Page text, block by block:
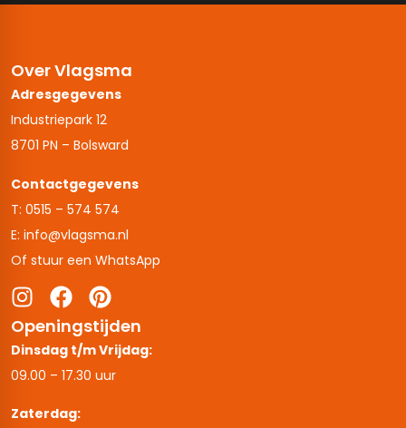
Over Vlagsma
Adresgegevens
Industriepark 12
8701 PN – Bolsward
Contactgegevens
T: 0515 – 574 574
E: info@vlagsma.nl
Of stuur een WhatsApp
Openingstijden
Dinsdag t/m Vrijdag:
09.00 – 17.30 uur
Zaterdag: